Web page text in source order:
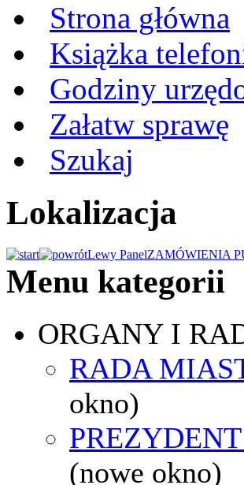
Strona główna
Książka
Godziny
Załatw sprawę
Szukaj
Lokalizacja
Lewy PanelZAMÓWIENIA
Menu kategorii
ORGANY I
RADA
okno)
(nowe okno)